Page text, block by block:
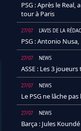
PSG : Après le
tour à Paris
27/07 L'AVIS DE LA
PSG : Antonio
27/07 NEWS
ASSE : Les 3
27/07 NEWS
Le PSG ne lâche
27/07 NEWS
Barça : Jules